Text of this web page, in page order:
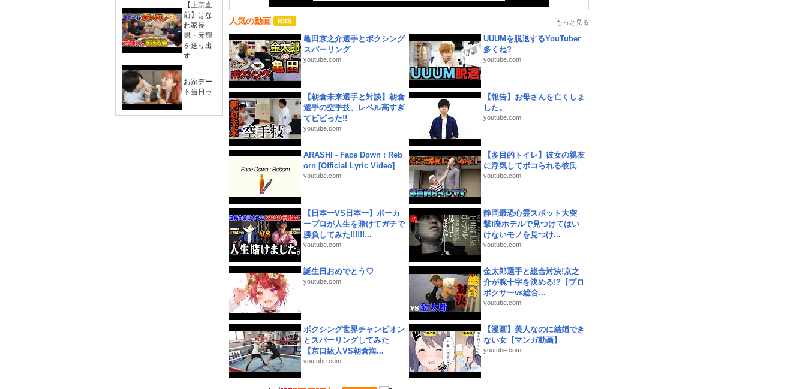
【上京直
前】はな
わ家長
男・元輝
を送り出
す...
お家デー
ト当日ゥ
人気の動画 もっと見る
亀田京之介選手とボクシング
スパーリング
youtube.com
UUUMを脱退するYouTuber
多くね?
youtube.com
【朝倉未来選手と対談】朝倉
選手の空手技、レベル高すぎ
てビビった!!
youtube.com
【報告】お母さんを亡くしま
した。
youtube.com
ARASHI - Face Down : Reb
orn [Official Lyric Video]
youtube.com
【多目的トイレ】彼女の親友
に浮気してボコられる彼氏
youtube.com
【日本一VS日本一】ポーカ
ープロが人生を賭けてガチで
勝負してみた!!!!!!...
youtube.com
静岡最恐心霊スポット大突
撃!廃ホテルで見つけてはい
けないモノを見つけ...
youtube.com
誕生日おめでとう♡
youtube.com
金太郎選手と総合対決!京之
介が腕十字を決める!?【プロ
ボクサーvs総合...
youtube.com
ボクシング世界チャンピオン
とスパーリングしてみた
【京口紘人VS朝倉海...
youtube.com
【漫画】美人なのに結婚でき
ない女【マンガ動画】
youtube.com